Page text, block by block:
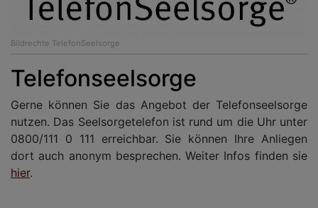
Bildrechte TelefonSeelsorge
Telefonseelsorge
Gerne können Sie das Angebot der Telefonseelsorge
nutzen. Das Seelsorgetelefon ist rund um die Uhr unter
0800/111 0 111 erreichbar. Sie können Ihre Anliegen
dort auch anonym besprechen. Weiter Infos finden sie
hier.